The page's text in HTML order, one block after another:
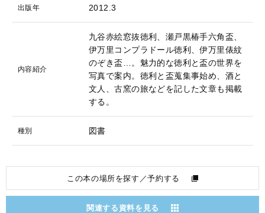
出版年 2012.3
内容紹介
九谷赤絵窓抜徳利、瀬戸黒椿手六角盃、
伊万里コンプラドール徳利、伊万里俵紋
のぞき盃…。魅力的な徳利と盃の世界を
写真で案内。徳利と盃蒐集事始め、酒と
文人、古窯の旅などを記した文章も掲載
する。
種別 図書
この本の場所を探す／予約する
関連する資料を見る